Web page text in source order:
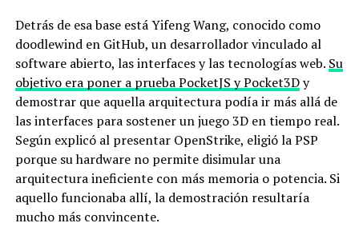
Detrás de esa base está Yifeng Wang, conocido como
doodlewind en GitHub, un desarrollador vinculado al
software abierto, las interfaces y las tecnologías web. Su
objetivo era poner a prueba PocketJS y Pocket3Dy
demostrar que aquella arquitectura podía ir más allá de
las interfaces para sostener un juego 3D en tiempo real.
Según explicó al presentar OpenStrike, eligió la PSP
porque su hardware no permite disimular una
arquitectura ineficiente con más memoria o potencia. Si
aquello funcionaba allí, la demostración resultaría
mucho más convincente.